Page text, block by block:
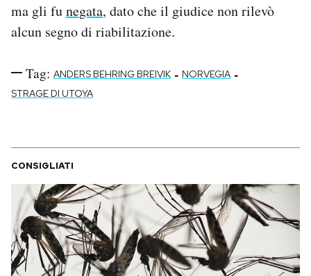
ma gli funegata, dato che il giudice non rilevò
alcun segno di riabilitazione.
Tag: ANDERS BEHRING BREIVIK - NORVEGIA -
STRAGE DI UTOYA
CONSIGLIATI